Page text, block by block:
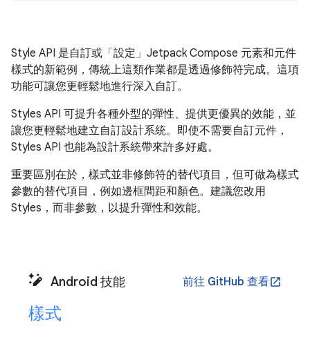
Style API 是自訂或「設定」Jetpack Compose 元素和元件
樣式的新範例，傳統上這類作業都是透過修飾符完成。這項
功能可讓您更輕鬆地進行深入自訂。
Styles API 可提升各種外型的彈性、提供更優異的效能，並
讓您更輕鬆地建立自訂設計系統。即使不需要自訂元件，
Styles API 也能為設計系統帶來許多好處。
重要區別在於，樣式並非修飾符的替代項目，但可做為樣式
參數的替代項目，例如邊框間距和顏色。建議您改用
Styles，而非參數，以提升彈性和效能。
Android 技能 前往 GitHub 查看open_in_new
樣式